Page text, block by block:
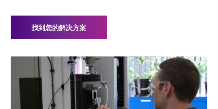
找到您的解决方案